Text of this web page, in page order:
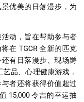
优美的日落漫步，为
动，旨在帮助参与者
在 TGCR 全新的匹克
有日落漫步、现场爵
艺品、心理健康游戏，
者还将获得价值超过
15,000 令吉的幸运抽